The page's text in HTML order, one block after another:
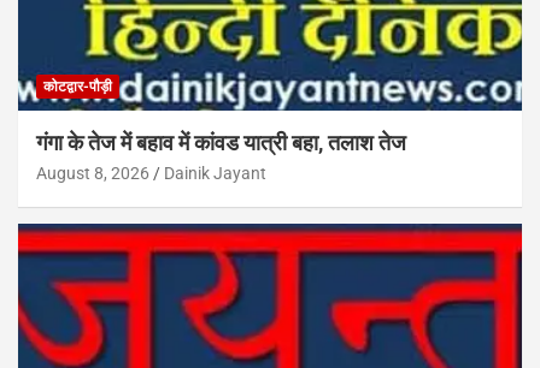
कोटद्वार-पौड़ी
गंगा के तेज में बहाव में कांवड यात्री बहा, तलाश तेज
August 8, 2026 Dainik Jayant